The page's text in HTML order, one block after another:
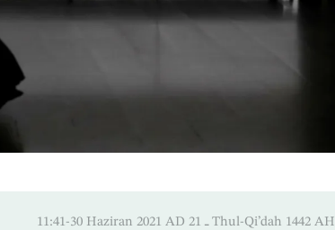
11:41-30 Haziran 2021 AD ـ 21 Thul-Qi’dah 1442 AH